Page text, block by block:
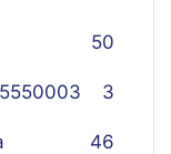
50
3
46